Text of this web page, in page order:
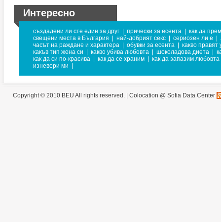
Интересно
създадени ли сте един за друг прически за есента
как да
свещени места в България
най-добрият секс сериозен ли е
часът на раждане и характера
обувки за есента
какво правят
какъв тип жена си
какво убива любовта шоколадова диета
как да си по-красива
как да се храним
как да запазим любовта
изневери ми
Copyright © 2010 BEU All rights reserved. | Colocation @ Sofia Data Center